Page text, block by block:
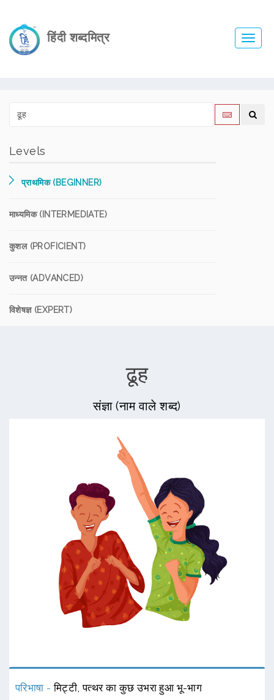
हिंदी शब्दमित्र
Levels
प्राथमिक (BEGINNER)
माध्यमिक (INTERMEDIATE)
कुशल (PROFICIENT)
उन्नत (ADVANCED)
विशेषज्ञ (EXPERT)
ढूह
संज्ञा (नाम वाले शब्द)
परिभाषा -मिट्टी, पत्थर का कुछ उभरा हुआ भू-भाग